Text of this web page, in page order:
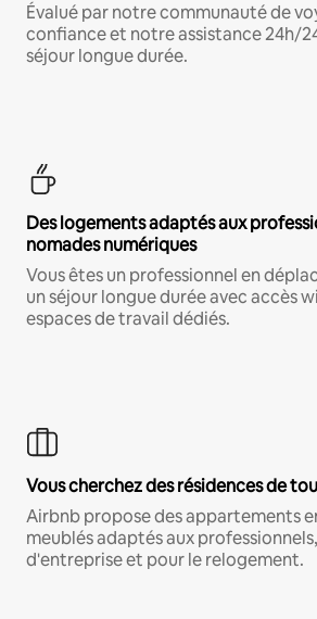
Évalué par notre communauté de
confiance et notre assistance 24h/
séjour longue durée.
Des logements adaptés aux
nomades numériques
Vous êtes un professionnel en
un séjour longue durée avec accès
espaces de travail dédiés.
Vous cherchez des résidences de
Airbnb propose des appartements
meublés adaptés aux
d'entreprise et pour le relogement.